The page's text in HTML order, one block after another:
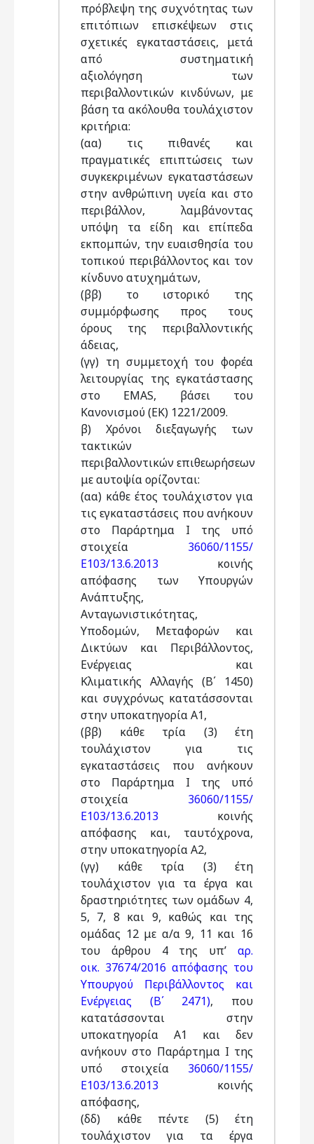
πρόβλεψη της συχνότητας των
επιτόπιων επισκέψεων στις
σχετικές εγκαταστάσεις, μετά
από συστηματική
αξιολόγηση των
περιβαλλοντικών κινδύνων, με
βάση τα ακόλουθα τουλάχιστον
κριτήρια:
(αα) τις πιθανές και
πραγματικές επιπτώσεις των
συγκεκριμένων εγκαταστάσεων
στην ανθρώπινη υγεία και στο
περιβάλλον, λαμβάνοντας
υπόψη τα είδη και επίπεδα
εκπομπών, την ευαισθησία του
τοπικού περιβάλλοντος και τον
κίνδυνο ατυχημάτων,
(ββ) το ιστορικό της
συμμόρφωσης προς τους
όρους της περιβαλλοντικής
άδειας,
(γγ) τη συμμετοχή του φορέα
λειτουργίας της εγκατάστασης
στο EMAS, βάσει του
Κανονισμού (ΕΚ) 1221/2009.
β) Χρόνοι διεξαγωγής των
τακτικών
περιβαλλοντικών επιθεωρήσεων
με αυτοψία ορίζονται:
(αα) κάθε έτος τουλάχιστον για
τις εγκαταστάσεις που ανήκουν
στο Παράρτημα I της υπό
στοιχεία 36060/1155/
Ε103/13.6.2013 κοινής
απόφασης των Υπουργών
Ανάπτυξης,
Ανταγωνιστικότητας,
Υποδομών, Μεταφορών και
Δικτύων και Περιβάλλοντος,
Ενέργειας και
Κλιματικής Αλλαγής (Β΄ 1450)
και συγχρόνως κατατάσσονται
στην υποκατηγορία Α1,
(ββ) κάθε τρία (3) έτη
τουλάχιστον για τις
εγκαταστάσεις που ανήκουν
στο Παράρτημα I της υπό
στοιχεία 36060/1155/
Ε103/13.6.2013 κοινής
απόφασης και, ταυτόχρονα,
στην υποκατηγορία Α2,
(γγ) κάθε τρία (3) έτη
τουλάχιστον για τα έργα και
δραστηριότητες των ομάδων 4,
5, 7, 8 και 9, καθώς και της
ομάδας 12 με α/α 9, 11 και 16
του άρθρου 4 της υπ’ αρ.
οικ. 37674/2016 απόφασης του
Υπουργού Περιβάλλοντος και
Ενέργειας (Β΄ 2471), που
κατατάσσονται στην
υποκατηγορία Α1 και δεν
ανήκουν στο Παράρτημα I της
υπό στοιχεία 36060/1155/
Ε103/13.6.2013 κοινής
απόφασης,
(δδ) κάθε πέντε (5) έτη
τουλάχιστον για τα έργα